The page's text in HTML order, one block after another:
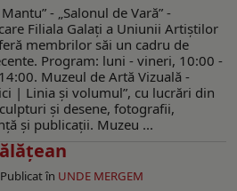
- „Salonul de Vară” -
Filiala Galați a Uniunii Artiștilor
membrilor săi un cadru de
Program: luni - vineri, 10:00 -
Muzeul de Artă Vizuală -
| Linia și volumul”, cu lucrări din
și desene, fotografii,
și publicații. Muzeu ...
Publicat în UNDE MERGEM